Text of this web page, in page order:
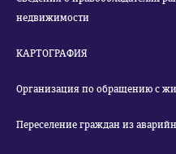
недвижимости
КАРТОГРАФИЯ
Организация по обращению с
Переселение граждан из